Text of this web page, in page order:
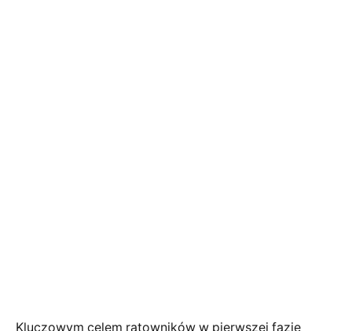
Kluczowym celem ratowników w pierwszej fazie